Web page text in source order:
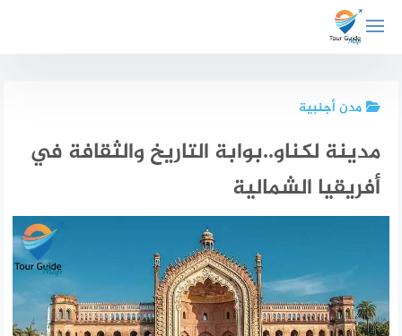
المحتوى
مدن أجنبية
مدينة لكناو..بوابة التاريخ والثقافة في
أفريقيا الشمالية